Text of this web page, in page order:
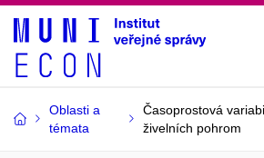
Oblasti a
témata
Časoprostová
živelních pohrom